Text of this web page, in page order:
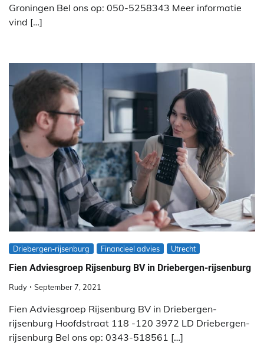
Groningen Bel ons op: 050-5258343 Meer informatie
vind […]
Driebergen-rijsenburg Financieel advies Utrecht
Fien Adviesgroep Rijsenburg BV in Driebergen-rijsenburg
Rudy September 7, 2021
Fien Adviesgroep Rijsenburg BV in Driebergen-
rijsenburg Hoofdstraat 118 -120 3972 LD Driebergen-
rijsenburg Bel ons op: 0343-518561 […]